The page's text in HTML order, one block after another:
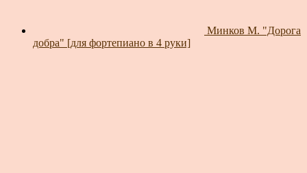
Минков М. "Дорога
добра" [для фортепиано в 4 руки]